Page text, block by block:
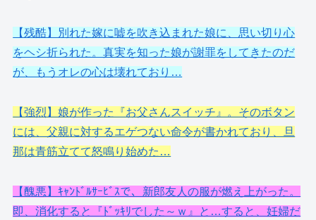
【残酷】別れた嫁に嘘を吹き込まれた娘に、思い切り心
をヘシ折られた。真実を知った娘が謝罪をしてきたのだ
が、もうオレの心は壊れており…
【強烈】娘が作った『お父さんスイッチ』。そのボタン
には、父親に対するエゲつない命令が書かれており、旦
那は青筋立てて怒鳴り始めた…
【醜悪】ｷｬﾝﾄﾞﾙｻｰﾋﾞｽで、新郎友人の服が燃え上がった。
即、消化すると『ﾄﾞｯｷﾘでした～ｗ』と…すると、妊婦だ